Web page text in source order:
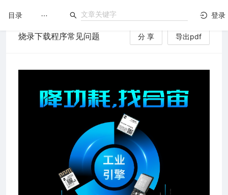
登录
目录
烧录下载程序常见问题 分 享 导出pdf